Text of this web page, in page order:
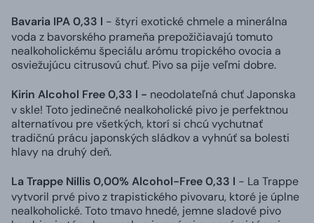
Bavaria IPA 0,33 l - štyri exotické chmele a minerálna
voda z bavorského prameňa prepožičiavajú tomuto
nealkoholickému špeciálu arómu tropického ovocia a
osviežujúcu citrusovú chuť. Pivo sa pije veľmi dobre.
Kirin Alcohol Free 0,33 l - neodolateľná chuť Japonska
v skle! Toto jedinečné nealkoholické pivo je perfektnou
alternatívou pre všetkých, ktorí si chcú vychutnať
tradičnú prácu japonských sládkov a vyhnúť sa bolesti
hlavy na druhý deň.
La Trappe Nillis 0,00% Alcohol-Free 0,33 l - La Trappe
vytvoril prvé pivo z trapistického pivovaru, ktoré je úplne
nealkoholické. Toto tmavo hnedé, jemne sladové pivo